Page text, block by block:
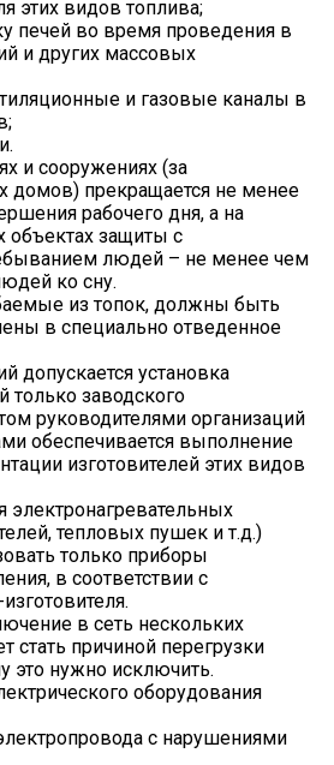
этих видов топлива;
печей во время проведения в
и других массовых
и газовые каналы в
и сооружениях (за
прекращается не менее
рабочего дня, а на
объектах защиты с
людей – не менее чем
ко сну.
из топок, должны быть
в специально отведенное
допускается установка
только заводского
руководителями организаций
обеспечивается выполнение
изготовителей этих видов
электронагревательных
тепловых пушек и т.д.)
только приборы
в соответствии с
в сеть нескольких
стать причиной перегрузки
это нужно исключить.
оборудования
с нарушениями